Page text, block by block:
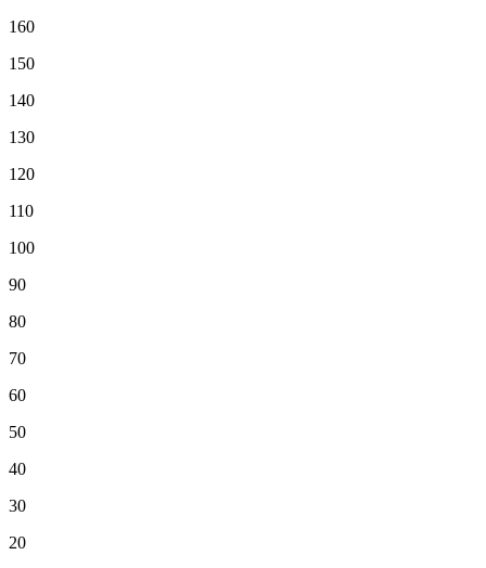
160
150
140
130
120
110
100
90
80
70
60
50
40
30
20